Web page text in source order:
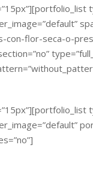
con-flor-seca-o-